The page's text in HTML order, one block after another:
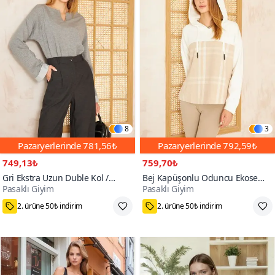
8
Pazaryerlerinde781,56₺
749,13₺
Gri Ekstra Uzun Duble Kol /
Yakası Yırtmaçlı Salaş Bluz
Sweatshirt
Pasaklı Giyim
75₺ Kupon Fırsatı
3
Pazaryerlerinde792,59₺
759,70₺
Bej Kapüşonlu Oduncu Ekose
Desenli Garnili Rahat Kesim
Salaş Beyaz Sweatshirt
Pasaklı Giyim
75₺ Kupon Fırsatı